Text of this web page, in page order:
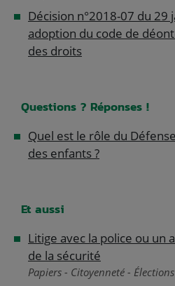
Décision n°2018-07 du
adoption du code de
des droits
Questions ? Réponses !
Quel est le rôle du
des enfants ?
Et aussi
Litige avec la police ou un
de la sécurité
Papiers - Citoyenneté - Élections